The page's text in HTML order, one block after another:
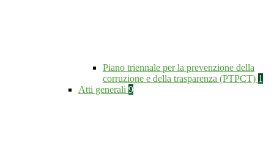
Piano triennale per la prevenzione della
corruzione e della trasparenza (PTPCT) 1
Atti generali 9